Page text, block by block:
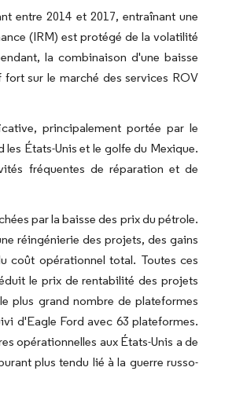
entre 2014 et 2017, entraînant une
(IRM) est protégé de la volatilité
la combinaison d'une baisse
sur le marché des services ROV
principalement portée par le
États-Unis et le golfe du Mexique.
fréquentes de réparation et de
par la baisse des prix du pétrole.
réingénierie des projets, des gains
coût opérationnel total. Toutes ces
le prix de rentabilité des projets
plus grand nombre de plateformes
d'Eagle Ford avec 63 plateformes.
opérationnelles aux États-Unis a de
plus tendu lié à la guerre russo-